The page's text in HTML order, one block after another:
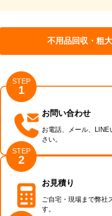
不用品回収・粗
STEP
1
お問い合わせ
お電話、メール、
さい。
STEP
2
お見積り
ご自宅・現場まで弊社
す。